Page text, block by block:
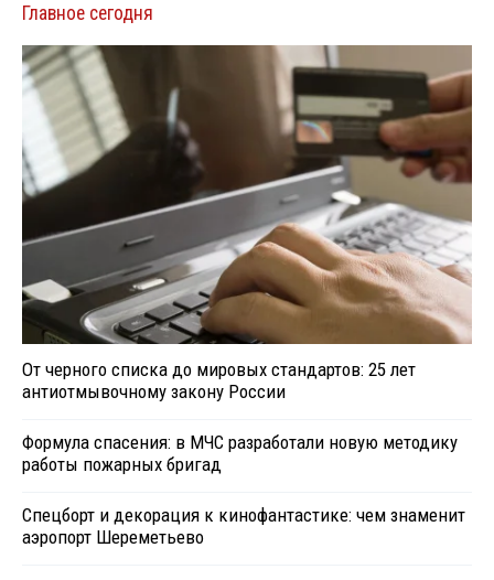
Главное сегодня
От черного списка до мировых стандартов: 25 лет
антиотмывочному закону России
Формула спасения: в МЧС разработали новую методику
работы пожарных бригад
Спецборт и декорация к кинофантастике: чем знаменит
аэропорт Шереметьево